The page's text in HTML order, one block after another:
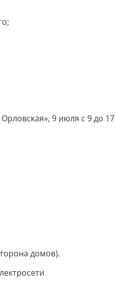
9 июля с 9 до
домов).